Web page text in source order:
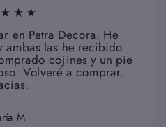
en Petra Decora. He
ambas las he recibido
cojines y un pie
Volveré a comprar.
M